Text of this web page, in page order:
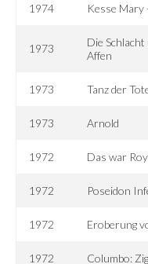
1974 Kesse
1973
Die
Affen
1973 Tanz der
1973 Arnold
1972 Das war
1972 Poseidon
1972 Eroberung
1972 Columbo: